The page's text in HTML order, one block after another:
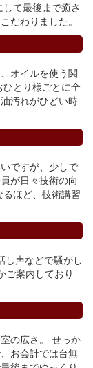
て最後まで癒さ
だわりました。
オイルを使う関
とり様ごとに全
汚れがひどい時
ですが、少しで
が日々技術の向
るほど、技術講習
し声などで騒がし
ご案内しており
の広さ。 せっか
お会計では台無